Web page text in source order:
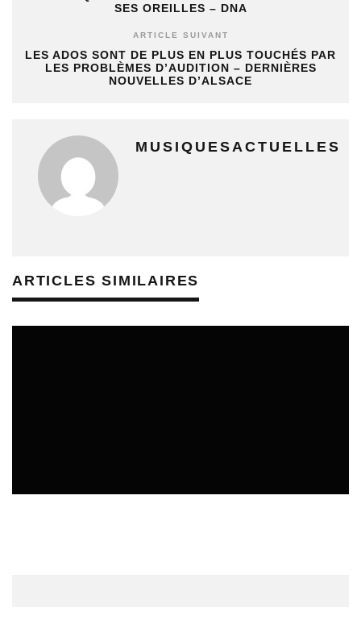
SES OREILLES – DNA
ARTICLE SUIVANT
LES ADOS SONT DE PLUS EN PLUS TOUCHÉS PAR
LES PROBLÈMES D’AUDITION – DERNIÈRES
NOUVELLES D’ALSACE
MUSIQUESACTUELLES
ARTICLES SIMILAIRES